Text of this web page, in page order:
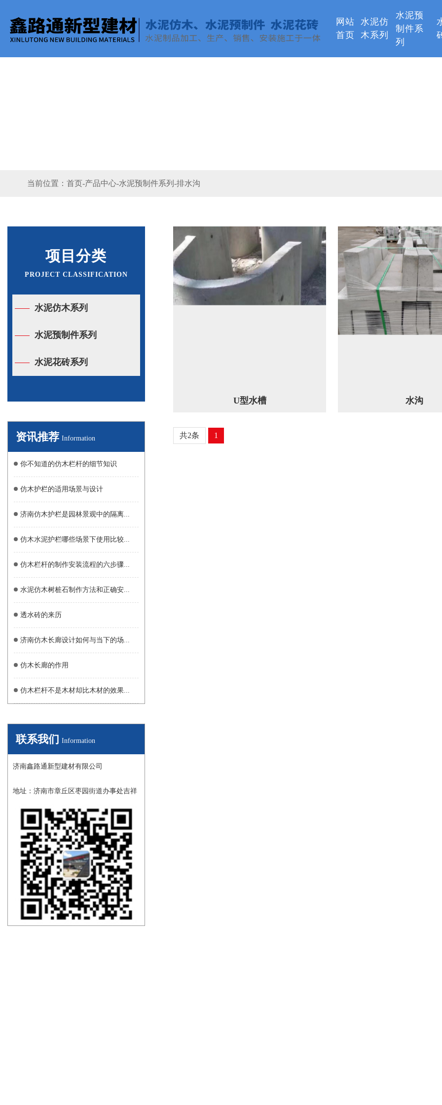
网站
首页
水泥仿
木系列
水泥预
制件系
列
当前位置： 首页-产品中心-水泥预制件系列 -排水沟
项目分类
PROJECT CLASSIFICATION
水泥仿木系列
水泥预制件系列
水泥花砖系列
资讯推荐 Information
你不知道的仿木栏杆的细节知识
仿木护栏的适用场景与设计
济南仿木护栏是园林景观中的隔离...
仿木水泥护栏哪些场景下使用比较...
仿木栏杆的制作安装流程的六步骤...
水泥仿木树桩石制作方法和正确安...
透水砖的来历
济南仿木长廊设计如何与当下的场...
仿木长廊的作用
仿木栏杆不是木材却比木材的效果...
联系我们 Information
济南鑫路通新型建材有限公司
地址：济南市章丘区枣园街道办事处吉祥
工业园
U型水槽 水沟
共2条 1